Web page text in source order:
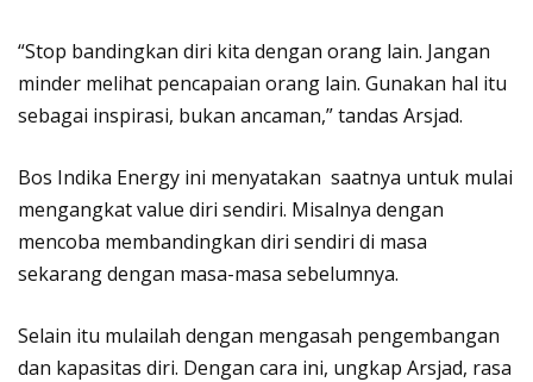
“Stop bandingkan diri kita dengan orang lain. Jangan
minder melihat pencapaian orang lain. Gunakan hal itu
sebagai inspirasi, bukan ancaman,” tandas Arsjad.
Bos Indika Energy ini menyatakan saatnya untuk mulai
mengangkat value diri sendiri. Misalnya dengan
mencoba membandingkan diri sendiri di masa
sekarang dengan masa-masa sebelumnya.
Selain itu mulailah dengan mengasah pengembangan
dan kapasitas diri. Dengan cara ini, ungkap Arsjad, rasa